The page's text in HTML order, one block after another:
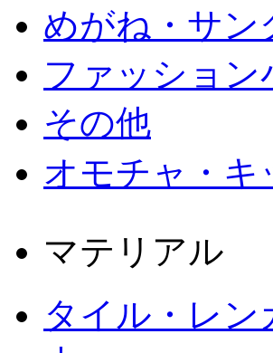
めがね・サン
ファッション
その他
オモチャ・キ
マテリアル
タイル・レン